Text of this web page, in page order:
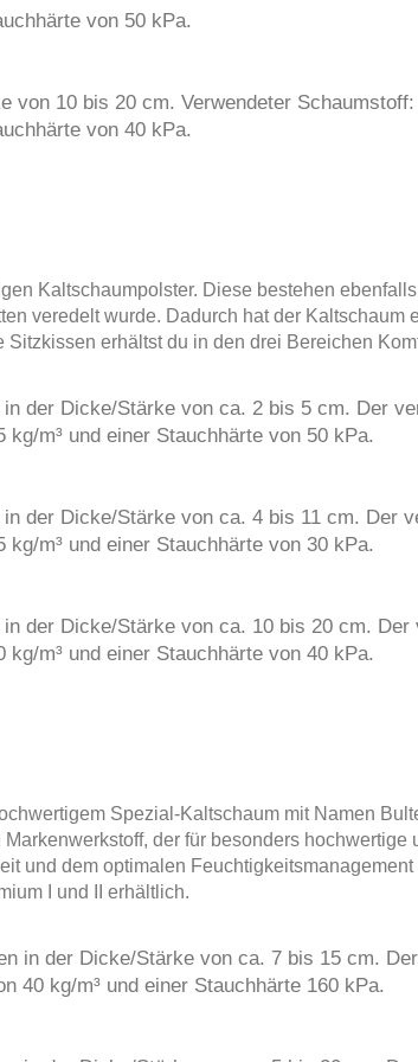
von 50 kPa.
von 10 bis 20 cm. Verwendeter
von 40 kPa.
Kaltschaumpolster. Diese bestehen
veredelt wurde. Dadurch hat der Kaltschaum
erhältst du in den drei Bereichen
der Dicke/Stärke von ca. 2 bis 5 cm. Der
m³ und einer Stauchhärte von 50 kPa.
der Dicke/Stärke von ca. 4 bis 11 cm. Der
m³ und einer Stauchhärte von 30 kPa.
der Dicke/Stärke von ca. 10 bis 20 cm.
m³ und einer Stauchhärte von 40 kPa.
Spezial-Kaltschaum mit Namen
der für besonders
und dem optimalen
I und II erhältlich.
in der Dicke/Stärke von ca. 7 bis 15 cm.
40 kg/m³ und einer Stauchhärte 160 kPa.